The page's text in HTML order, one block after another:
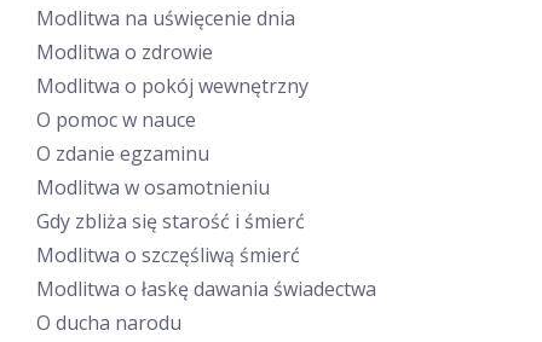
Modlitwa na uświęcenie dnia
Modlitwa o zdrowie
Modlitwa o pokój wewnętrzny
O pomoc w nauce
O zdanie egzaminu
Modlitwa w osamotnieniu
Gdy zbliża się starość i śmierć
Modlitwa o szczęśliwą śmierć
Modlitwa o łaskę dawania świadectwa
O ducha narodu